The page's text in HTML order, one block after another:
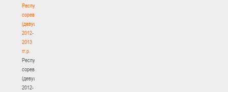
Республиканские
соревнования
(девушки)
2012-
2013
гг.р.
Республиканские
соревнования
(девушки)
2012-